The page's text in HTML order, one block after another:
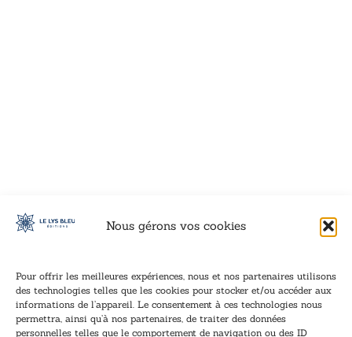
Nous gérons vos cookies
Pour offrir les meilleures expériences, nous et nos partenaires utilisons
des technologies telles que les cookies pour stocker et/ou accéder aux
informations de l’appareil. Le consentement à ces technologies nous
permettra, ainsi qu’à nos partenaires, de traiter des données
personnelles telles que le comportement de navigation ou des ID
Inscription à la newsletter
Inscrivez-vous à notre newsletter et recevez nos